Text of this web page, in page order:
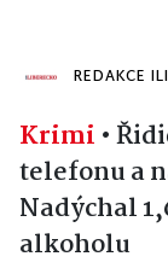
REDAKCE
Krimi •
telefonu a
Nadýchal
alkoholu